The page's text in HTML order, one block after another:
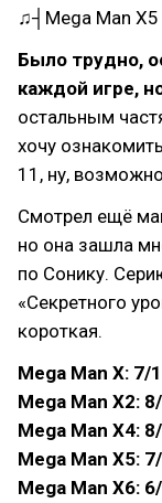
♫┤Mega Man
Было трудно,
каждой игре,
остальным
хочу
11, ну,
Смотрел ещё
но она зашла
по Сонику.
«Секретного
короткая.
Mega Man X: 7/
Mega Man X2:
Mega Man X4:
Mega Man X5:
Mega Man X6: